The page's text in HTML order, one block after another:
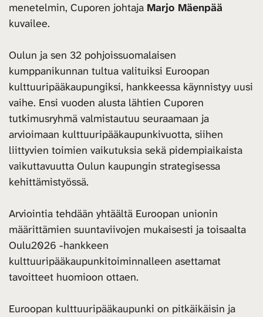
menetelmin, Cuporen johtaja Marjo Mäenpää
kuvailee.
Oulun ja sen 32 pohjoissuomalaisen
kumppanikunnan tultua valituiksi Euroopan
kulttuuripääkaupungiksi, hankkeessa käynnistyy uusi
vaihe. Ensi vuoden alusta lähtien Cuporen
tutkimusryhmä valmistautuu seuraamaan ja
arvioimaan kulttuuripääkaupunkivuotta, siihen
liittyvien toimien vaikutuksia sekä pidempiaikaista
vaikuttavuutta Oulun kaupungin strategisessa
kehittämistyössä.
Arviointia tehdään yhtäältä Euroopan unionin
määrittämien suuntaviivojen mukaisesti ja toisaalta
Oulu2026 -hankkeen
kulttuuripääkaupunkitoiminnalleen asettamat
tavoitteet huomioon ottaen.
Euroopan kulttuuripääkaupunki on pitkäikäisin ja